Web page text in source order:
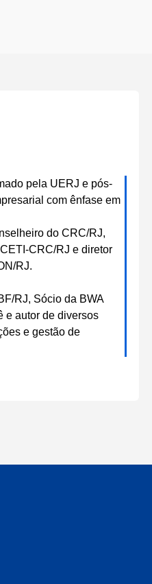
pela UERJ e pós-
com ênfase em
do CRC/RJ,
CRC/RJ e diretor
RJ.
RJ, Sócio da BWA
e autor de diversos
e gestão de